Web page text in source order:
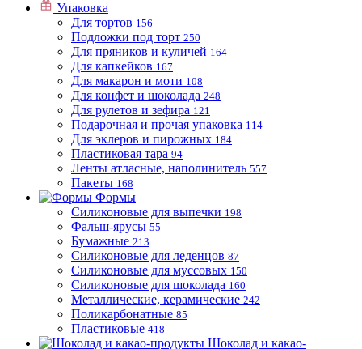
Упаковка
Для тортов 156
Подложки под торт 250
Для пряников и куличей 164
Для капкейков 167
Для макарон и моти 108
Для конфет и шоколада 248
Для рулетов и зефира 121
Подарочная и прочая упаковка 114
Для эклеров и пирожных 184
Пластиковая тара 94
Ленты атласные, наполинитель 557
Пакеты 168
Формы
Силиконовые для выпечки 198
Фальш-ярусы 55
Бумажные 213
Силиконовые для леденцов 87
Силиконовые для муссовых 150
Силиконовые для шоколада 160
Металлические, керамические 242
Поликарбонатные 85
Пластиковые 418
Шоколад и какао-